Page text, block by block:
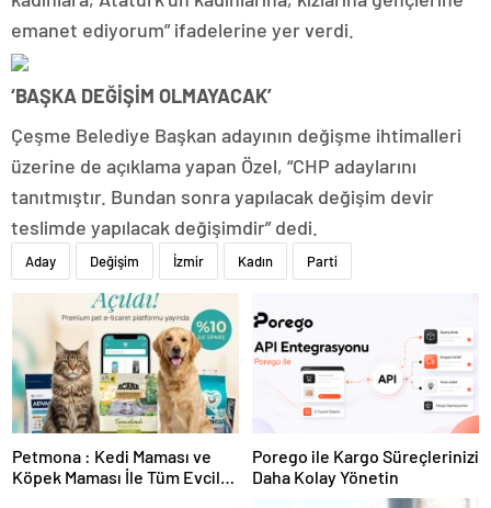
emanet ediyorum” ifadelerine yer verdi.
‘BAŞKA DEĞİŞİM OLMAYACAK’
Çeşme Belediye Başkan adayının değişme ihtimalleri
üzerine de açıklama yapan Özel, “CHP adaylarını
tanıtmıştır. Bundan sonra yapılacak değişim devir
teslimde yapılacak değişimdir” dedi.
Aday Değişim İzmir Kadın Parti
Petmona : Kedi Maması ve
Köpek Maması İle Tüm Evcil
Porego ile Kargo Süreçlerinizi
Daha Kolay Yönetin